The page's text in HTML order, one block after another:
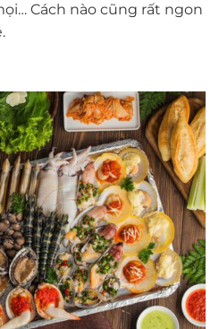
Cách nào cũng rất ngon